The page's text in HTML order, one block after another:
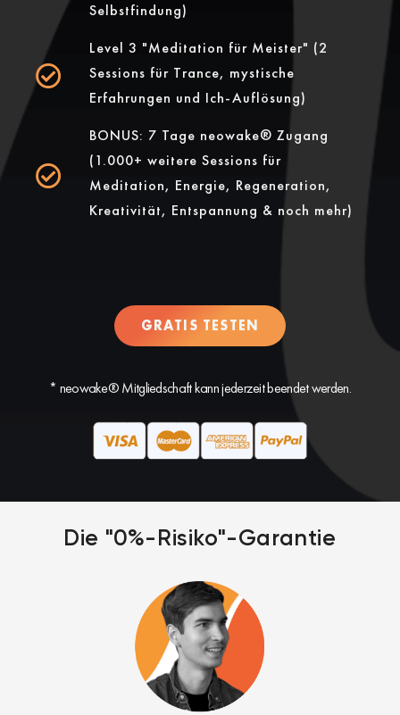
Selbstfindung)
Level 3 "Meditation für Meister" (2
Sessions für Trance, mystische
Erfahrungen und Ich-Auflösung)
BONUS: 7 Tage neowake® Zugang
(1.000+ weitere Sessions für
Meditation, Energie, Regeneration,
Kreativität, Entspannung & noch mehr)
GRATIS TESTEN
* neowake® Mitgliedschaft kann jederzeit beendet werden.
Die "0%-Risiko"-Garantie